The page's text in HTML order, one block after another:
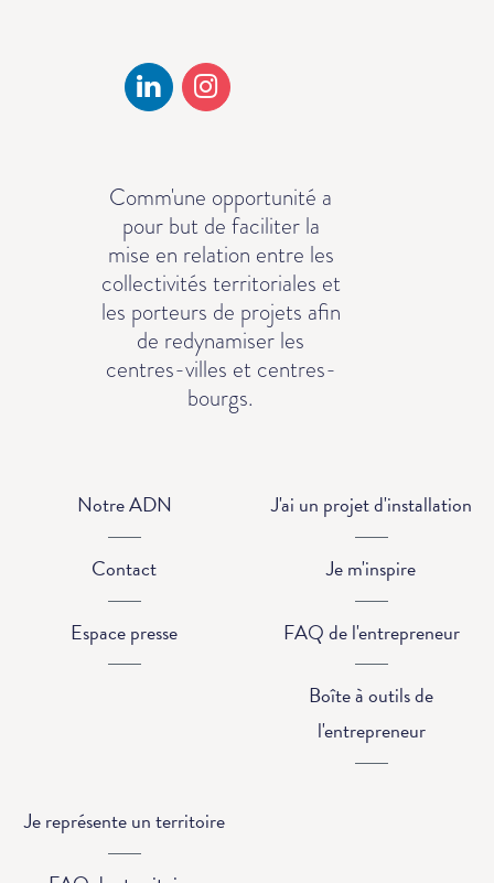
Comm'une opportunité a
pour but de faciliter la
mise en relation entre les
collectivités territoriales et
les porteurs de projets afin
de redynamiser les
centres-villes et centres-
bourgs.
Notre ADN
Contact
Espace presse
J'ai un projet d'installation
Je m'inspire
FAQ de l'entrepreneur
Boîte à outils de
l'entrepreneur
Je représente un territoire